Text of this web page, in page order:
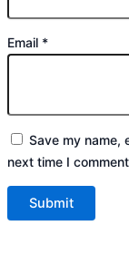
Email *
Save my name,
next time I